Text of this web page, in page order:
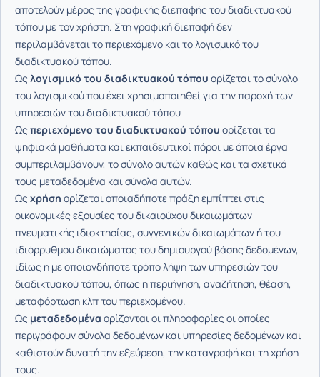
αποτελούν μέρος της γραφικής διεπαφής του διαδικτυακού
τόπου με τον χρήστη. Στη γραφική διεπαφή δεν
περιλαμβάνεται το περιεχόμενο και το λογισμικό του
διαδικτυακού τόπου.
Ως λογισμικό του διαδικτυακού τόπου ορίζεται το σύνολο
του λογισμικού που έχει χρησιμοποιηθεί για την παροχή των
υπηρεσιών του διαδικτυακού τόπου
Ως περιεχόμενο του διαδικτυακού τόπου ορίζεται τα
ψηφιακά μαθήματα και εκπαιδευτικοί πόροι με όποια έργα
συμπεριλαμβάνουν, το σύνολο αυτών καθώς και τα σχετικά
τους μεταδεδομένα και σύνολα αυτών.
Ως χρήση ορίζεται οποιαδήποτε πράξη εμπίπτει στις
οικονομικές εξουσίες του δικαιούχου δικαιωμάτων
πνευματικής ιδιοκτησίας, συγγενικών δικαιωμάτων ή του
ιδιόρρυθμου δικαιώματος του δημιουργού βάσης δεδομένων,
ιδίως η με οποιονδήποτε τρόπο λήψη των υπηρεσιών του
διαδικτυακού τόπου, όπως η περιήγηση, αναζήτηση, θέαση,
μεταφόρτωση κλπ του περιεχομένου.
Ως μεταδεδομένα ορίζονται οι πληροφορίες οι οποίες
περιγράφουν σύνολα δεδομένων και υπηρεσίες δεδομένων και
καθιστούν δυνατή την εξεύρεση, την καταγραφή και τη χρήση
τους.